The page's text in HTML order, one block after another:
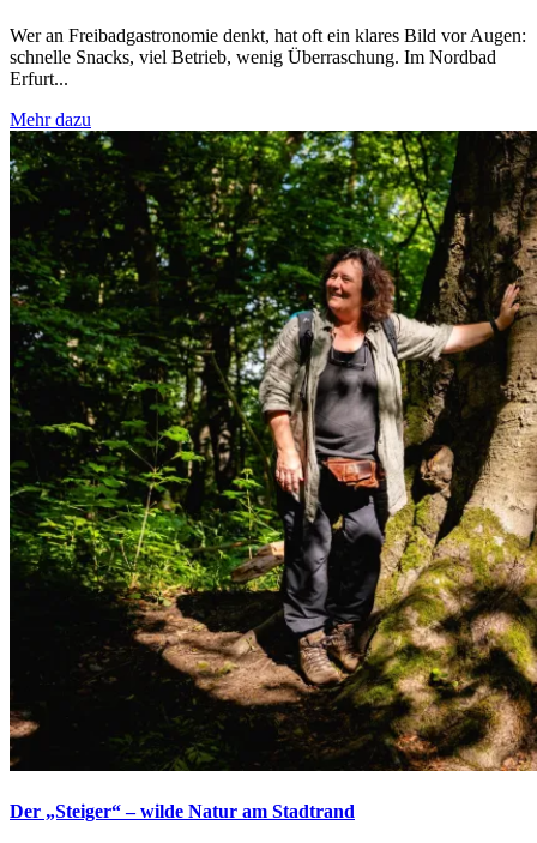
Wer an Freibadgastronomie denkt, hat oft ein klares Bild vor Augen:
schnelle Snacks, viel Betrieb, wenig Überraschung. Im Nordbad
Erfurt...
Mehr dazu
Der „Steiger“ – wilde Natur am Stadtrand